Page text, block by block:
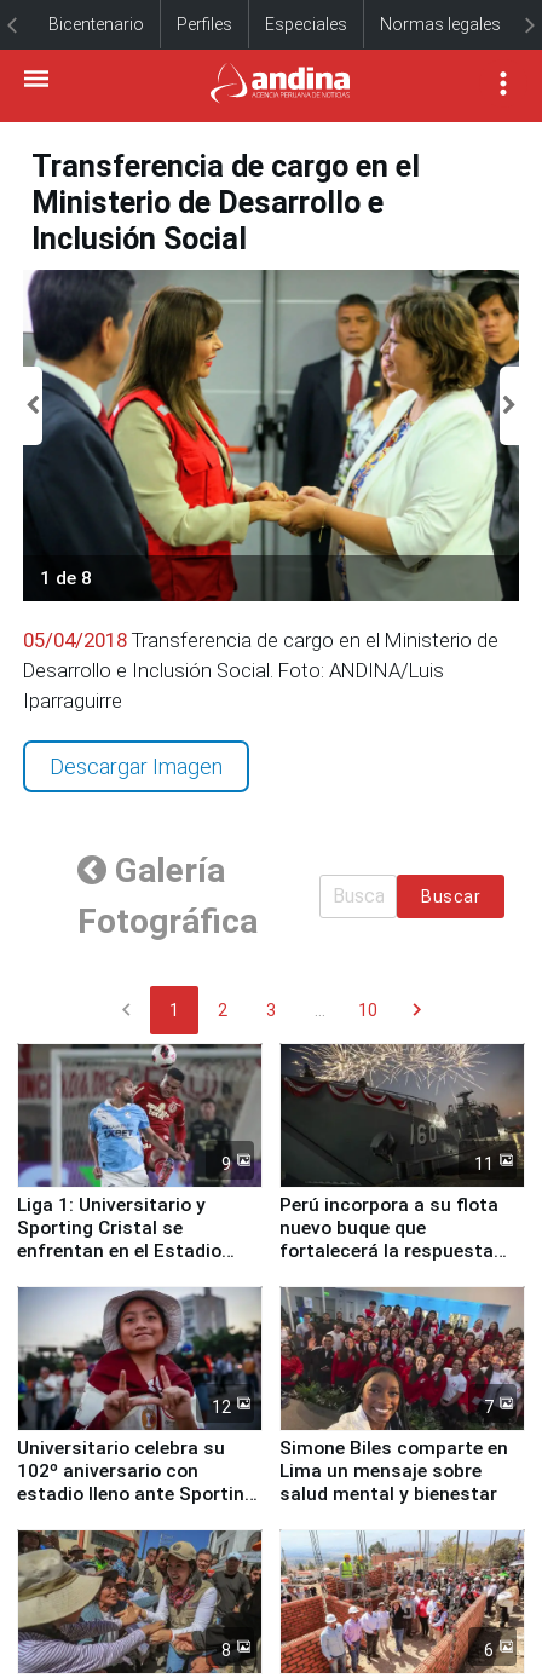
Bicentenario Perfiles Especiales Normas legales
Transferencia de cargo en el
Ministerio de Desarrollo e
Inclusión Social
1 de 8
05/04/2018 Transferencia de cargo en el Ministerio de
Desarrollo e Inclusión Social. Foto: ANDINA/Luis
Iparraguirre
Descargar Imagen
Galería
Fotográfica
Buscar
chevron_left 1 2 3 10 chevron_right
9
Liga 1: Universitario y
Sporting Cristal se
enfrentan en el Estadio
11
Perú incorpora a su flota
nuevo buque que
fortalecerá la respuesta
12
Universitario celebra su
102º aniversario con
estadio lleno ante Sporting
7
Simone Biles comparte en
Lima un mensaje sobre
salud mental y bienestar
8 6